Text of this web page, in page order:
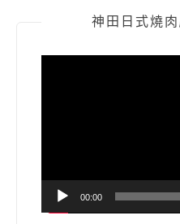
神田日式燒
00:00